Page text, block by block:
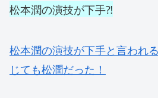
松本潤の演技が下手⁈
松本潤の演技が下手と言われ
じても松潤だった！